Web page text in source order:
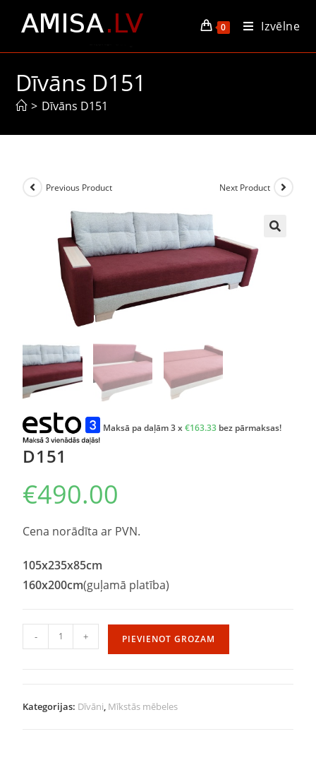
0 Izvēlne
Dīvāns D151
> Dīvāns D151
Previous Product Next Product
Maksā pa daļām 3 x€163.33 bez pārmaksas!
D151
€490.00
Cena norādīta ar PVN.
105x235x85cm
160x200cm(guļamā platība)
- + PIEVIENOT GROZAM
Kategorijas: Dīvāni, Mīkstās mēbeles